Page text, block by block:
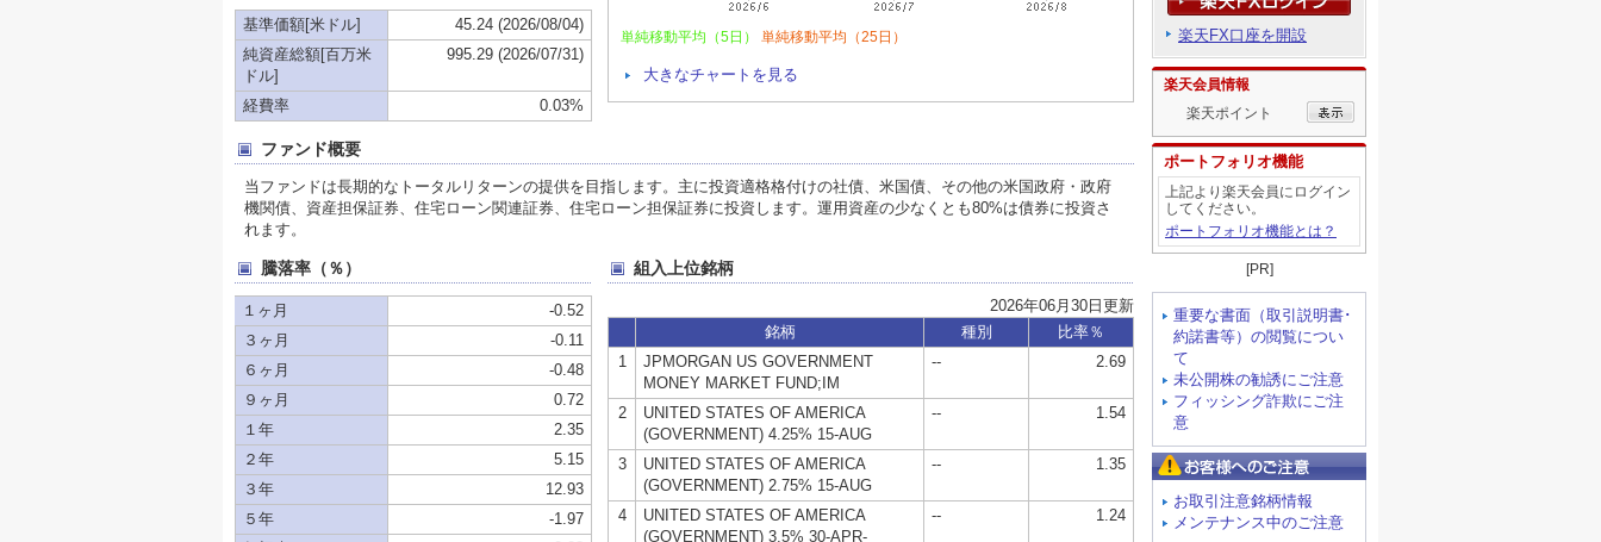
楽天FX口座を開設
楽天会員情報
楽天ポイント
ポートフォリオ機能
上記より楽天会員にログイン
してください。
ポートフォリオ機能とは？
[PR]
重要な書面（取引説明書･
約諾書等）の閲覧につい
て
未公開株の勧誘にご注意
フィッシング詐欺にご注
意
お取引注意銘柄情報
メンテナンス中のご注意